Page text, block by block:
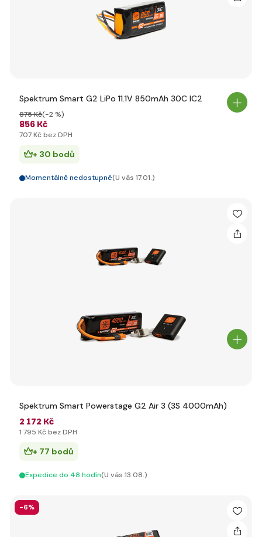
Spektrum Smart G2 LiPo 11.1V 850mAh 30C IC2
856 Kč
875 Kč(-2 %)
707 Kč bez DPH
+ 30 bodů
Momentálně nedostupné(U vás 17.01.)
Spektrum Smart Powerstage G2 Air 3 (3S 4000mAh)
2 172 Kč
1 795 Kč bez DPH
+ 77 bodů
Expedice do 48 hodín(U vás 13.08.)
-6%